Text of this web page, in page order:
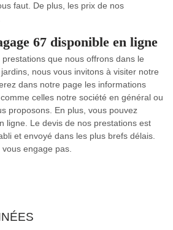
faut. De plus, les prix de nos
67 disponible en ligne
que nous offrons dans le
nous vous invitons à visiter notre
dans notre page les informations
celles notre société en général ou
proposons. En plus, vous pouvez
ligne. Le devis de nos prestations est
et envoyé dans les plus brefs délais.
engage pas.